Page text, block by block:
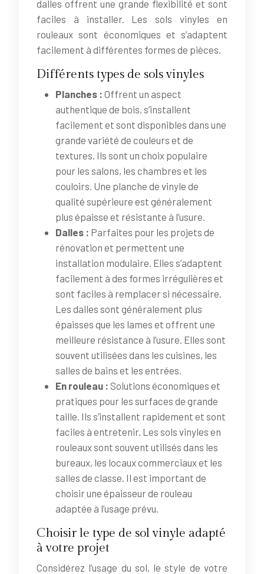
dalles offrent une grande flexibilité et sont
faciles à installer. Les sols vinyles en
rouleaux sont économiques et s’adaptent
facilement à différentes formes de pièces.
Différents types de sols vinyles
Planches : Offrent un aspect
authentique de bois, s’installent
facilement et sont disponibles dans une
grande variété de couleurs et de
textures. Ils sont un choix populaire
pour les salons, les chambres et les
couloirs. Une planche de vinyle de
qualité supérieure est généralement
plus épaisse et résistante à l’usure.
Dalles : Parfaites pour les projets de
rénovation et permettent une
installation modulaire. Elles s’adaptent
facilement à des formes irrégulières et
sont faciles à remplacer si nécessaire.
Les dalles sont généralement plus
épaisses que les lames et offrent une
meilleure résistance à l’usure. Elles sont
souvent utilisées dans les cuisines, les
salles de bains et les entrées.
En rouleau : Solutions économiques et
pratiques pour les surfaces de grande
taille. Ils s’installent rapidement et sont
faciles à entretenir. Les sols vinyles en
rouleaux sont souvent utilisés dans les
bureaux, les locaux commerciaux et les
salles de classe. Il est important de
choisir une épaisseur de rouleau
adaptée à l’usage prévu.
Choisir le type de sol vinyle adapté
à votre projet
Considérez l’usage du sol, le style de votre